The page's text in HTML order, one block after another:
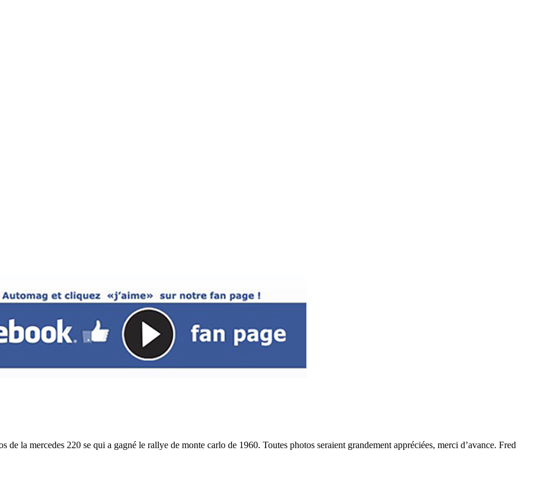
de la mercedes 220 se qui a gagné le rallye de monte carlo de 1960. Toutes photos seraient grandement appréciées, merci d’avance. Fred